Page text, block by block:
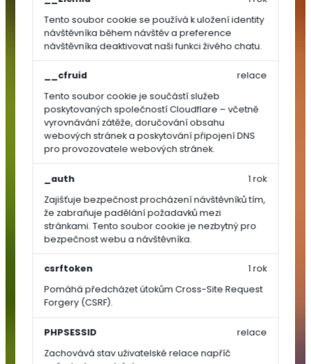
Tento soubor cookie se používá k uložení identity
návštěvníka během návštěv a preference
návštěvníka deaktivovat naši funkci živého chatu.
__cfruid
Tento soubor cookie je součástí služeb
poskytovaných společností Cloudflare – včetně
vyrovnávání zátěže, doručování obsahu
webových stránek a poskytování připojení DNS
pro provozovatele webových stránek.
relace
_auth
Zajišťuje bezpečnost procházení návštěvníků tím,
že zabraňuje padělání požadavků mezi
stránkami. Tento soubor cookie je nezbytný pro
bezpečnost webu a návštěvníka.
1 rok
csrftoken
Pomáhá předcházet útokům Cross-Site Request
Forgery (CSRF).
1 rok
PHPSESSID
Zachovává stav uživatelské relace napříč
relace
TRAVNÍ
OSIVA
a
regenerace
Univerzální
a
Sportovní
směsi
Speciální
směsi
SEMÍNKA